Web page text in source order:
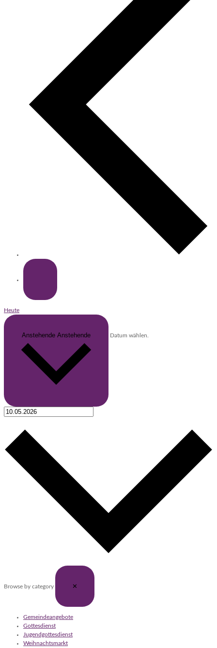
Heute
Anstehende Anstehende Datum wählen.
Browse by category ✕
Gemeindeangebote
Gottesdienst
Jugendgottesdienst
Weihnachtsmarkt